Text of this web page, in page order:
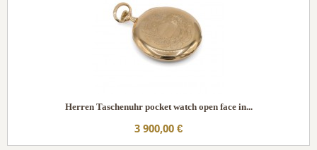
Herren Taschenuhr pocket watch open face in...
3 900,00 €